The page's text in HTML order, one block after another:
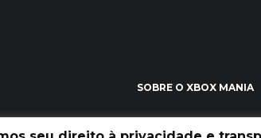
SOBRE O XBOX MANIA